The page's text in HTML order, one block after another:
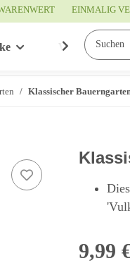
EINMALIG
Wissenswertes
Klassischer
9,99